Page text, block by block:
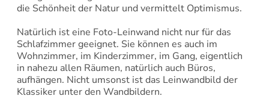
die Schönheit der Natur und vermittelt Optimismus.
Natürlich ist eine Foto-Leinwand nicht nur für das
Schlafzimmer geeignet. Sie können es auch im
Wohnzimmer, im Kinderzimmer, im Gang, eigentlich
in nahezu allen Räumen, natürlich auch Büros,
aufhängen. Nicht umsonst ist das Leinwandbild der
Klassiker unter den Wandbildern.